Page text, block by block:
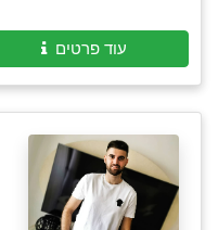
עוד פרטים